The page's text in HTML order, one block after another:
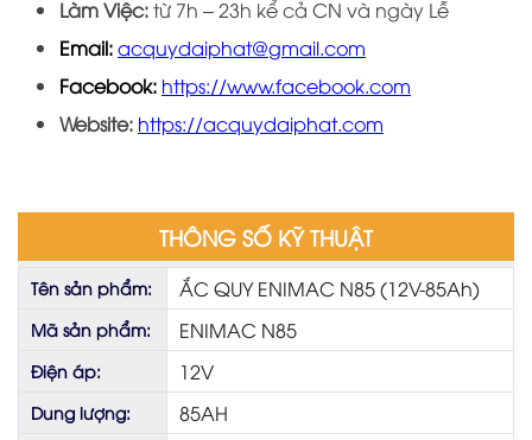
Làm Việc:từ 7h – 23h kể cả CN và ngày Lễ
Email:acquydaiphat@gmail.com
Facebook: https://www.facebook.com
Website: https://acquydaiphat.com
THÔNG SỐ KỸ THUẬT
Tên sản phẩm: ẮC QUY ENIMAC N85 (12V-85Ah)
Mã sản phẩm: ENIMAC N85
Điện áp: 12V
Dung lượng: 85AH